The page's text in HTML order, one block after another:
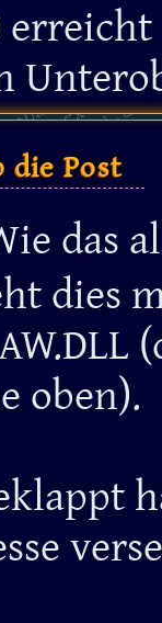
die Post
das
dies
oben).